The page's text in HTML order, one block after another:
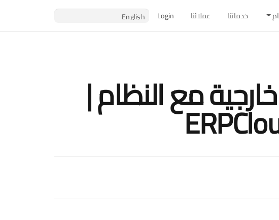
خدماتنا عملائنا Login
مع النظام |